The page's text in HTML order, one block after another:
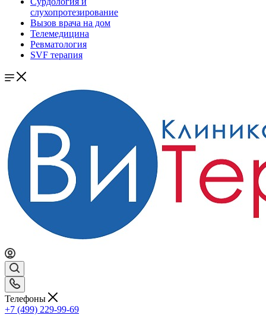
слухопротезирование
Вызов врача на дом
Телемедицина
Ревматология
SVF терапия
Телефоны
+7 (499) 229-99-69